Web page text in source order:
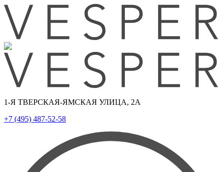
1-Я ТВЕРСКАЯ-ЯМСКАЯ УЛИЦА, 2А
+7 (495) 487-52-58